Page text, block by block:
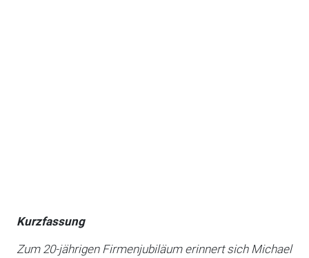
Kurzfassung
Zum 20-jährigen Firmenjubiläum erinnert sich Michael